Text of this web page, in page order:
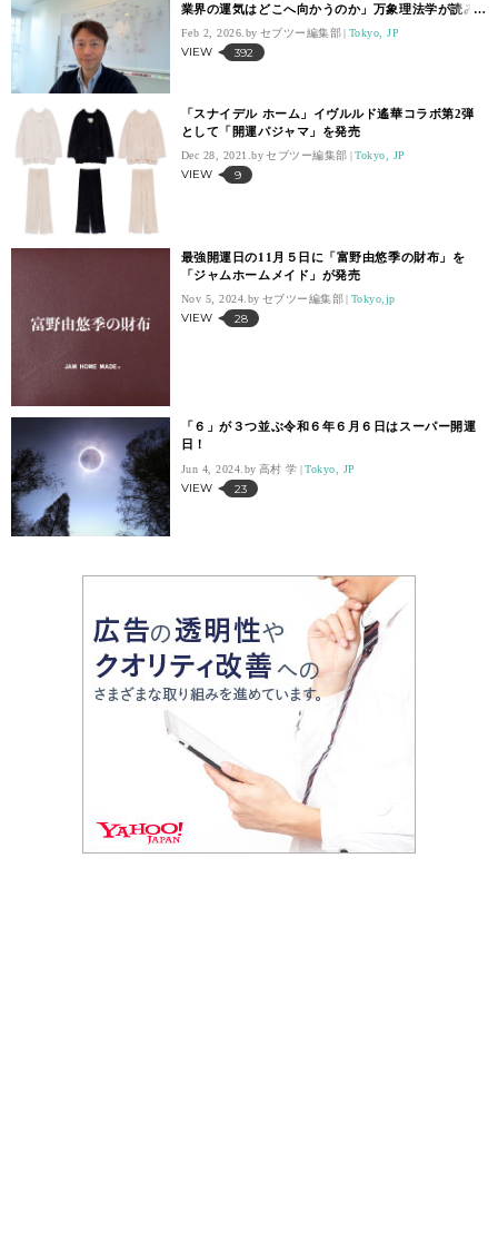
業界の運気はどこへ向かうのか」万象理法学が読み
解く「一白水星」の年
Feb 2, 2026. セブツー編集部 Tokyo, JP
VIEW 392
「スナイデル ホーム」イヴルルド遙華コラボ第2弾
として「開運パジャマ」を発売
Dec 28, 2021. セブツー編集部 Tokyo, JP
VIEW 9
最強開運日の11月５日に「富野由悠季の財布」を
「ジャムホームメイド」が発売
Nov 5, 2024. セブツー編集部 Tokyo,jp
VIEW 28
「６」が３つ並ぶ令和６年６月６日はスーパー開運
日！
Jun 4, 2024. 高村 学 Tokyo, JP
VIEW 23